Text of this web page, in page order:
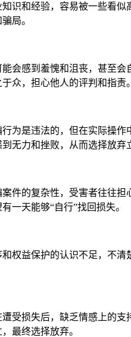
和经验，容易被一些看
局。
会感到羞愧和沮丧，甚至
众，担心他人的评判和指责。
为是违法的，但在实际操
无力和挫败，从而选择放弃
件的复杂性，受害者往往
一天能够“自行”找回损失。
权益保护的认识不足，不
受损失后，缺乏情感上的
最终选择放弃。